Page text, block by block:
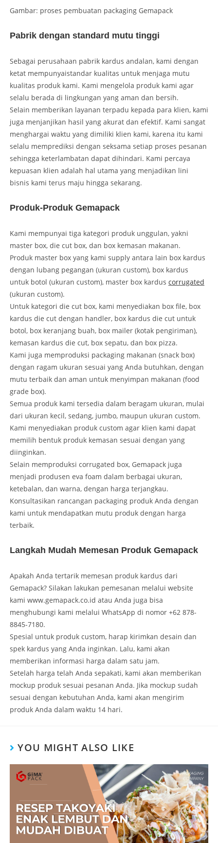
Gambar: proses pembuatan packaging Gemapack
Pabrik dengan standard mutu tinggi
Sebagai perusahaan pabrik kardus andalan, kami dengan
ketat mempunyaistandar kualitas untuk menjaga mutu
kualitas produk kami. Kami mengelola produk kami agar
selalu berada di lingkungan yang aman dan bersih.
Selain memberikan layanan terpadu kepada para klien, kami
juga menjanjikan hasil yang akurat dan efektif. Kami sangat
menghargai waktu yang dimiliki klien kami, karena itu kami
selalu memprediksi dengan seksama setiap proses pesanan
sehingga keterlambatan dapat dihindari. Kami percaya
kepuasan klien adalah hal utama yang menjadikan lini
bisnis kami terus maju hingga sekarang.
Produk-Produk Gemapack
Kami mempunyai tiga kategori produk unggulan, yakni
master box, die cut box, dan box kemasan makanan.
Produk master box yang kami supply antara lain box kardus
dengan lubang pegangan (ukuran custom), box kardus
untuk botol (ukuran custom), master box kardus corrugated
(ukuran custom).
Untuk kategori die cut box, kami menyediakan box file, box
kardus die cut dengan handler, box kardus die cut untuk
botol, box keranjang buah, box mailer (kotak pengiriman),
kemasan kardus die cut, box sepatu, dan box pizza.
Kami juga memproduksi packaging makanan (snack box)
dengan ragam ukuran sesuai yang Anda butuhkan, dengan
mutu terbaik dan aman untuk menyimpan makanan (food
grade box).
Semua produk kami tersedia dalam beragam ukuran, mulai
dari ukuran kecil, sedang, jumbo, maupun ukuran custom.
Kami menyediakan produk custom agar klien kami dapat
memilih bentuk produk kemasan sesuai dengan yang
diinginkan.
Selain memproduksi corrugated box, Gemapack juga
menjadi produsen eva foam dalam berbagai ukuran,
ketebalan, dan warna, dengan harga terjangkau.
Konsultasikan rancangan packaging produk Anda dengan
kami untuk mendapatkan mutu produk dengan harga
terbaik.
Langkah Mudah Memesan Produk Gemapack
Apakah Anda tertarik memesan produk kardus dari
Gemapack? Silakan lakukan pemesanan melalui website
kami www.gemapack.co.id atau Anda juga bisa
menghubungi kami melalui WhatsApp di nomor +62 878-
8845-7180.
Spesial untuk produk custom, harap kirimkan desain dan
spek kardus yang Anda inginkan. Lalu, kami akan
memberikan informasi harga dalam satu jam.
Setelah harga telah Anda sepakati, kami akan memberikan
mockup produk sesuai pesanan Anda. Jika mockup sudah
sesuai dengan kebutuhan Anda, kami akan mengirim
produk Anda dalam waktu 14 hari.
YOU MIGHT ALSO LIKE